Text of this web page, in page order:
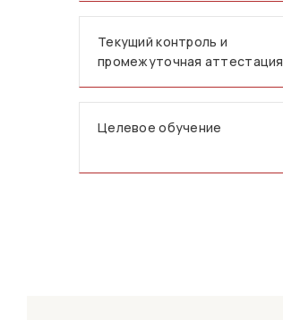
Текущий контроль и
промежуточная аттестация
Целевое обучение